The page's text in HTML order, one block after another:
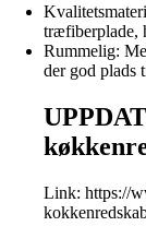
træfiberplade,
Rummelig:
der god plads
Link: https://